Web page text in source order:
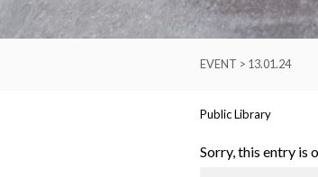
EVENT > 13.01.24
Public Library
Sorry, this entry is